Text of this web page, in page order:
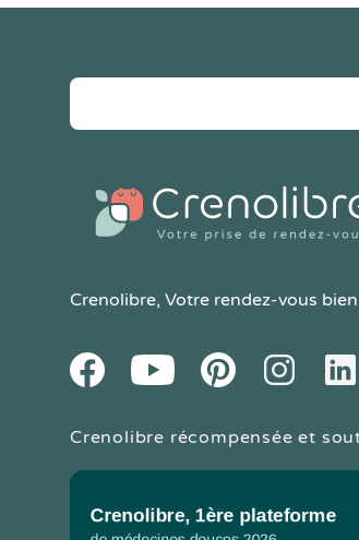
Crenolibre, Votre rendez-vous
FacebookYoutube PinteresetInstagram
Crenolibre récompensée et